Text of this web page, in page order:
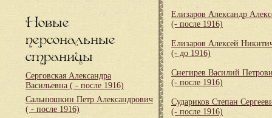
Новые
персональные
страницы
Серговская Александра
Васильевна ( - после 1916)
Сальнюшкин Петр Александрович
( - после 1916)
Елизаров Александр
(- после 1916)
Елизаров Алексей
(- до 1916)
Снегирев Василий
(- после 1916)
Судариков Степан
(- после 1916)